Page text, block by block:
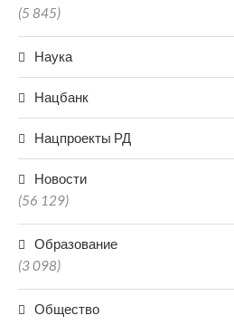
(5 845)
Наука
Нацбанк
Нацпроекты РД
Новости
(56 129)
Образование
(3 098)
Общество